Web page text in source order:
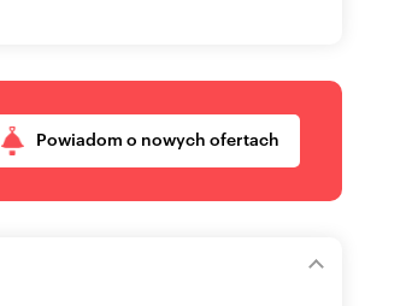
Powiadom o nowych ofertach